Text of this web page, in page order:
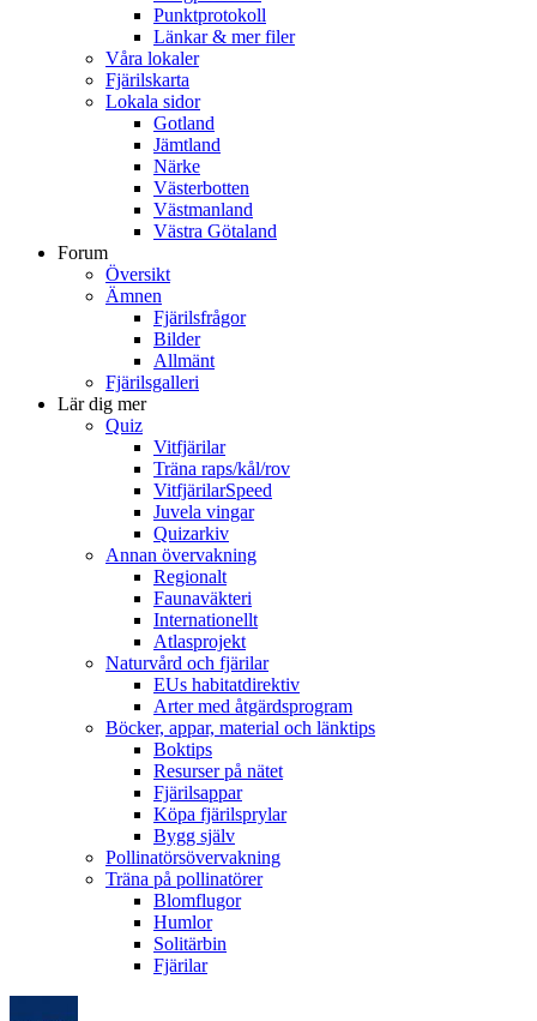
Punktprotokoll
Länkar & mer filer
Våra lokaler
Fjärilskarta
Lokala sidor
Gotland
Jämtland
Närke
Västerbotten
Västmanland
Västra Götaland
Forum
Översikt
Ämnen
Fjärilsfrågor
Bilder
Allmänt
Fjärilsgalleri
Lär dig mer
Quiz
Vitfjärilar
Träna raps/kål/rov
VitfjärilarSpeed
Juvela vingar
Quizarkiv
Annan övervakning
Regionalt
Faunaväkteri
Internationellt
Atlasprojekt
Naturvård och fjärilar
EUs habitatdirektiv
Arter med åtgärdsprogram
Böcker, appar, material och länktips
Boktips
Resurser på nätet
Fjärilsappar
Köpa fjärilsprylar
Bygg själv
Pollinatörsövervakning
Träna på pollinatörer
Blomflugor
Humlor
Solitärbin
Fjärilar